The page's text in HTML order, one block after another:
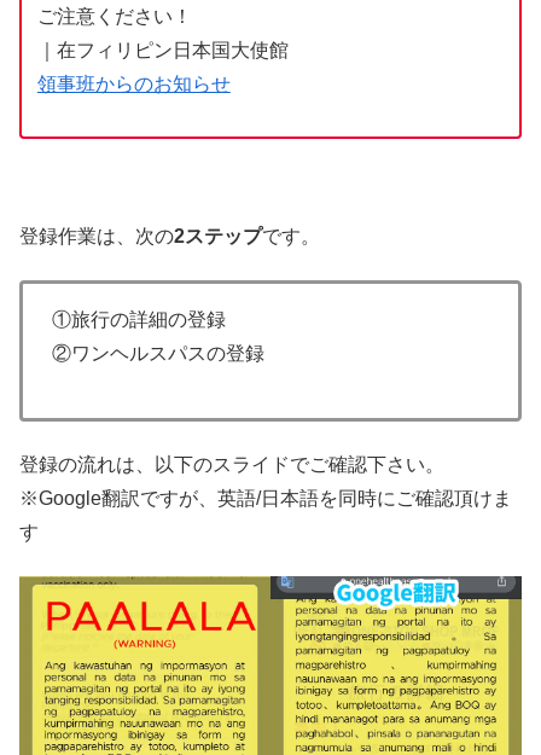
ご注意ください！
｜在フィリピン日本国大使館
領事班からのお知らせ
登録作業は、次の2ステップです。
①旅行の詳細の登録
②ワンヘルスパスの登録
登録の流れは、以下のスライドでご確認下さい。
※Google翻訳ですが、英語/日本語を同時にご確認頂けま
す